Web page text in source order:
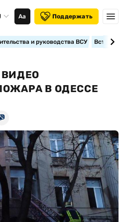
Аа Поддержать
и руководства ВСУ
В ОДЕССЕ